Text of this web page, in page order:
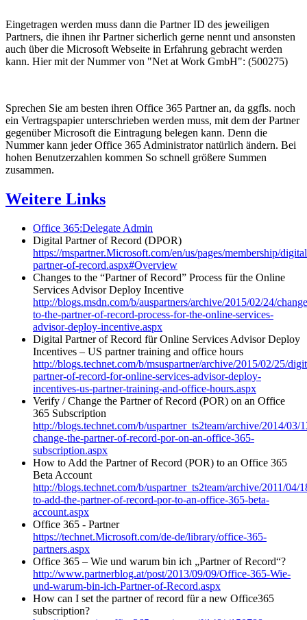
Eingetragen werden muss dann die Partner ID des jeweiligen
Partners, die ihnen ihr Partner sicherlich gerne nennt und ansonsten
auch über die Microsoft Webseite in Erfahrung gebracht werden
kann. Hier mit der Nummer von "Net at Work GmbH": (500275)
Sprechen Sie am besten ihren Office 365 Partner an, da ggfls. noch
ein Vertragspapier unterschrieben werden muss, mit dem der Partner
gegenüber Microsoft die Eintragung belegen kann. Denn die
Nummer kann jeder Office 365 Administrator natürlich ändern. Bei
hohen Benutzerzahlen kommen So schnell größere Summen
zusammen.
Weitere Links
Office 365:Delegate Admin
Digital Partner of Record (DPOR)
https://mspartner.Microsoft.com/en/us/pages/membership/
partner-of-record.aspx#Overview
Changes to the “Partner of Record” Process für the Online
Services Advisor Deploy Incentive
http://blogs.msdn.com/b/auspartners/archive/2015/02/24/
to-the-partner-of-record-process-for-the-online-services-
advisor-deploy-incentive.aspx
Digital Partner of Record für Online Services Advisor Deploy
Incentives – US partner training and office hours
http://blogs.technet.com/b/msuspartner/archive/2015/02/25/
partner-of-record-for-online-services-advisor-deploy-
incentives-us-partner-training-and-office-hours.aspx
Verify / Change the Partner of Record (POR) on an Office
365 Subscription
http://blogs.technet.com/b/uspartner_ts2team/archive/2014/03/
change-the-partner-of-record-por-on-an-office-365-
subscription.aspx
How to Add the Partner of Record (POR) to an Office 365
Beta Account
http://blogs.technet.com/b/uspartner_ts2team/archive/2011/04/
to-add-the-partner-of-record-por-to-an-office-365-beta-
account.aspx
Office 365 - Partner
https://technet.Microsoft.com/de-de/library/office-365-
partners.aspx
Office 365 – Wie und warum bin ich „Partner of Record“?
http://www.partnerblog.at/post/2013/09/09/Office-365-Wie-
und-warum-bin-ich-Partner-of-Record.aspx
How can I set the partner of record für a new Office365
subscription?